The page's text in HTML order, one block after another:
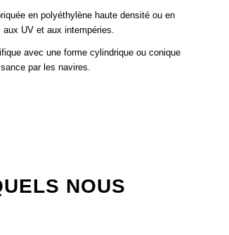
en polyéthylène haute densité ou en
UV et aux intempéries.
avec une forme cylindrique ou conique
par les navires.
NOUS